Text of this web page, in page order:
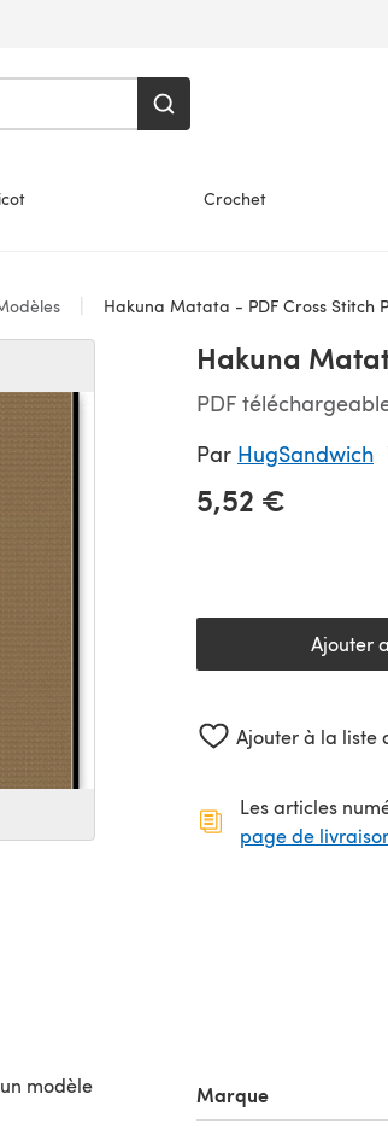
Crochet
Hakuna Matata - PDF Cross Stitch
Hakuna
PDF
Par HugSandwich
5,52 €
Ajouter
Ajouter à la liste
Les articles
page de
modèle
Marque